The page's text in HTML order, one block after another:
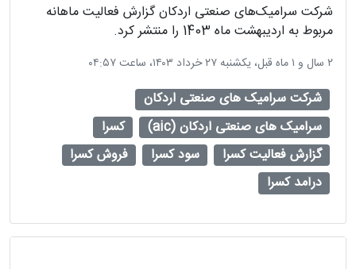
شرکت سرامیک‌های صنعتی اردکان گزارش فعالیت ماهانه
مربوط به اردیبهشت ماه 1403 را منتشر کرد.
‫۲ سال و ۱ ماه قبل، یکشنبه ۲۷ خرداد ۱۴۰۳، ساعت ۰۴:۵۷
شرکت سرامیک های صنعتی اردکان
سرامیک های صنعتی اردکان (aic)
کسرا
گزارش فعالیت کسرا
سود کسرا
فروش کسرا
درآمد کسرا